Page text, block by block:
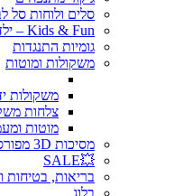
סלים ולוחות סל
Kids & Fun – ילדים ופנאי
גומיות התנגדות
משקולות ומוטות
משקולות
צלחות
מוטות
מסיכות 3D מפורסמים
💥SALE
בריאות, בטיחות
בלוג